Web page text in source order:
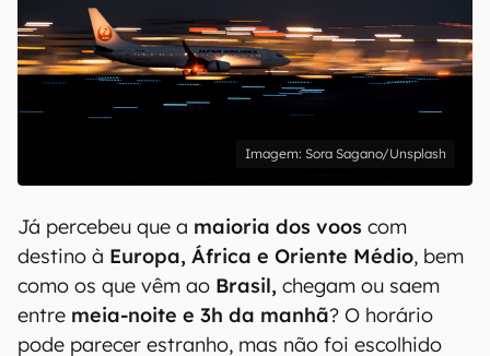
Sora Sagano/Unsplash
Já percebeu que a maioria dos voos com
destino à Europa, África e Oriente Médio, bem
como os que vêm ao Brasil, chegam ou saem
entre meia-noite e 3h da manhã? O horário
pode parecer estranho, mas não foi escolhido